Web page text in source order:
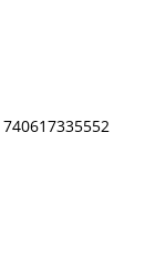
740617335552